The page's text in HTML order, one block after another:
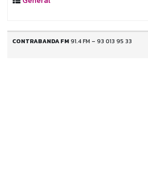
CONTRABANDA FM91.4 FM – 93 013 95 33